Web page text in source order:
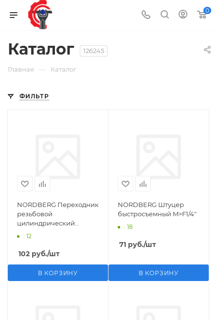
0
Каталог 126245
Главная — Каталог
ФИЛЬТР
NORDBERG Переходник
резьбовой
цилиндрический
M1/2">F1/4"
: 12
102 руб./шт
В КОРЗИНУ
NORDBERG Штуцер
быстросъемный M>F1/4"
: 18
71 руб./шт
В КОРЗИНУ